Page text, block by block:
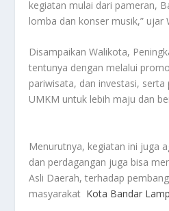
kegiatan mulai dari pameran,
lomba dan konser musik,” ujar
Disampaikan Walikota,
tentunya dengan melalui
pariwisata, dan investasi,
UMKM untuk lebih maju dan
Menurutnya, kegiatan ini juga
dan perdagangan juga bisa
Asli Daerah, terhadap
masyarakat Kota Bandar